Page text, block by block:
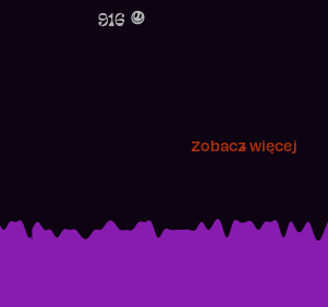
916
Zobacz więcej